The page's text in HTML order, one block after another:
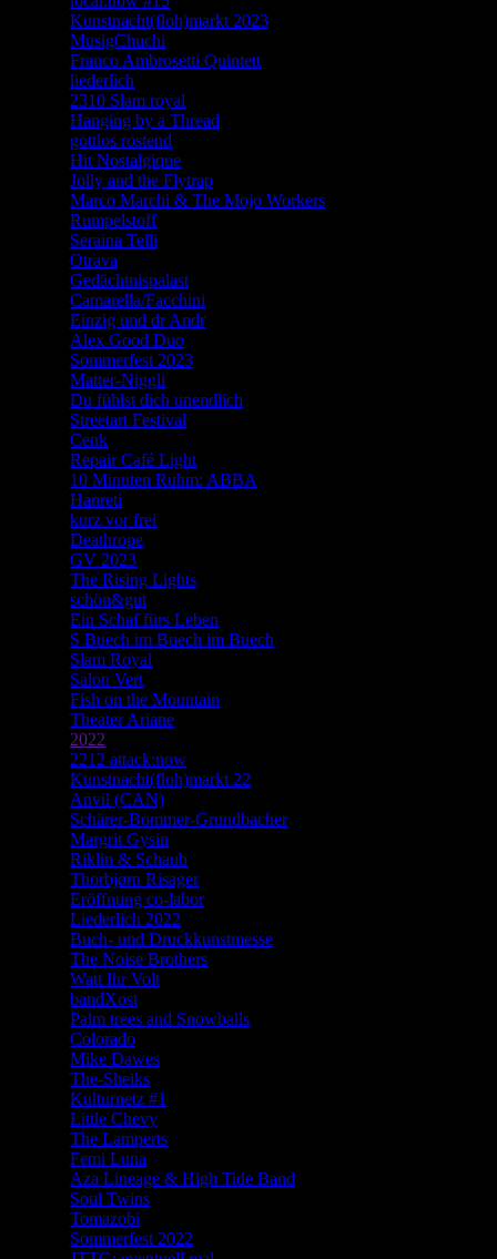
Kunstnacht(floh)markt 2023
MusigChuchi
Franco Ambrosetti Quintett
liederlich
2310 Slam royal
Hanging by a Thread
gottlos rostend
Hit Nostalgique
Jolly and the Flytrap
Marco Marchi & The Mojo Workers
Rumpelstoff
Seraina Telli
Otrava
Gedächtnispalast
Camarella/Facchini
Einzig und dr Andr
Alex Good Duo
Sommerfest 2023
Matter-Niggli
Du fühlst dich unendlich
Streetart Festival
Cenk
Repair Café Light
10 Minuten Ruhm: ABBA
Hanreti
kurz vor frei
Deathrope
GV 2023
The Rising Lights
schön&gut
Ein Schaf fürs Leben
S Buech im Buech im Buech
Slam Royal
Salon Vert
Fish on the Mountain
Theater Ariane
2022
2212 attack:now
Kunstnacht(floh)markt 22
Anvil (CAN)
Schärer-Bommer-Grundbacher
Margrit Gysin
Riklin & Schaub
Thorbjørn Risager
Eröffnung co-labor
Liederlich 2022
Buch- und Druckkunstmesse
The Noise Brothers
Watt Ihr Volt
bandXost
Palm trees and Snowballs
Colorado
Mike Dawes
The-Sheiks
Kulturnetz #1
Little Chevy
The Lamperts
Femi Luna
Aza Lineage & High Tide Band
Soul Twins
Tomazobi
Sommerfest 2022